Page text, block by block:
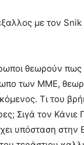
με τον
θεωρούν πως
των ΜΜΕ,
Τι του
Σιγά τον Κάνιε
υπόσταση